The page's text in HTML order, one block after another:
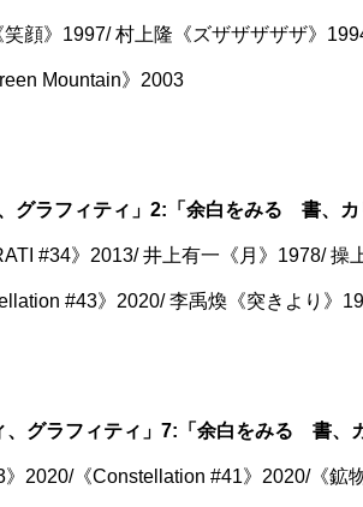
顔》1997/ 村上隆《ズザザザザザ》
Mountain》2003
ラフィティ」2:「余白をみる 書、カ
#34》2013/ 井上有一《月》1978/ 操
#43》2020/ 李禹煥《突きより》
グラフィティ」7:「余白をみる 書、
2020/《Constellation #41》2020/《